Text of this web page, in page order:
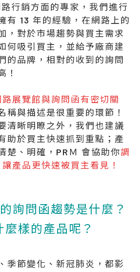
行銷方面的專家，我們進行
有 13 年的經驗，在網路上的
，對於市場趨勢與買主需求
何吸引買主，並給予廠商建
的品牌，相對的收到的詢問
！
展覽館與詢問函有密切關
稱與描述是很重要的環節！
清晰明瞭之外，我們也建議
助於買主快速抓到重點；產
楚、明確，PRＭ 會協助你調
產品更快速被買主看見！
詢問函趨勢是什麼？
麼樣的產品呢？
季節變化、新冠肺炎，都影